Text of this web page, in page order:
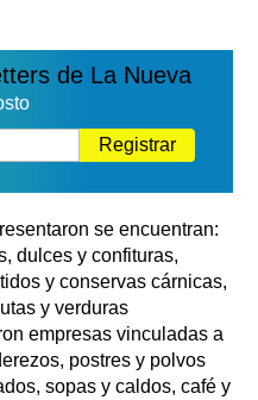
de La Nueva
Registrar
se encuentran:
dulces y confituras,
y conservas cárnicas,
y verduras
empresas vinculadas a
postres y polvos
sopas y caldos, café y